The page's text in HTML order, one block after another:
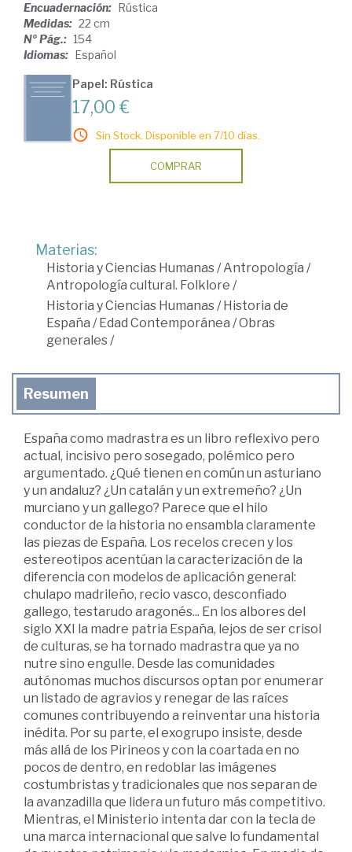
Encuadernación: Rústica
Medidas: 22 cm
Nº Pág.: 154
Idiomas: Español
Papel: Rústica
17,00 €
Sin Stock. Disponible en 7/10 días.
COMPRAR
Materias:
Historia y Ciencias Humanas/Antropología /
Antropología cultural. Folklore /
Historia y Ciencias Humanas/ Historia de
España / Edad Contemporánea /Obras
generales/
Resumen
España como madrastra es un libro reflexivo pero
actual, incisivo pero sosegado, polémico pero
argumentado. ¿Qué tienen en común un asturiano
y un andaluz? ¿Un catalán y un extremeño? ¿Un
murciano y un gallego? Parece que el hilo
conductor de la historia no ensambla claramente
las piezas de España. Los recelos crecen y los
estereotipos acentúan la caracterización de la
diferencia con modelos de aplicación general:
chulapo madrileño, recio vasco, desconfiado
gallego, testarudo aragonés... En los albores del
siglo XXI la madre patria España, lejos de ser crisol
de culturas, se ha tornado madrastra que ya no
nutre sino engulle. Desde las comunidades
autónomas muchos discursos optan por enumerar
un listado de agravios y renegar de las raíces
comunes contribuyendo a reinventar una historia
inédita. Por su parte, el exogrupo insiste, desde
más allá de los Pirineos y con la coartada en no
pocos de dentro, en redoblar las imágenes
costumbristas y tradicionales que nos separan de
la avanzadilla que lidera un futuro más competitivo.
Mientras, el Ministerio intenta dar con la tecla de
una marca internacional que salve lo fundamental